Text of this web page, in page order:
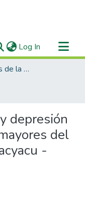
Log In (current)
Facultad de Ciencias de la Salud
depresión
del
-